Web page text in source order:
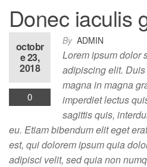
Donec iaculis
By ADMIN
octobr
e 23,
2018
0
Lorem ipsum dolor
adipiscing elit.
magna in magna
imperdiet lectus
sagittis quis,
eu. Etiam bibendum elit eget
est, qui dolorem ipsum quia
adipisci velit, sed quia non